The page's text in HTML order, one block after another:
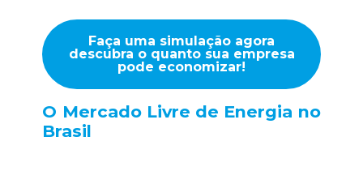
Faça uma simulação agora
descubra o quanto sua empresa
pode economizar!
O Mercado Livre de Energia no
Brasil